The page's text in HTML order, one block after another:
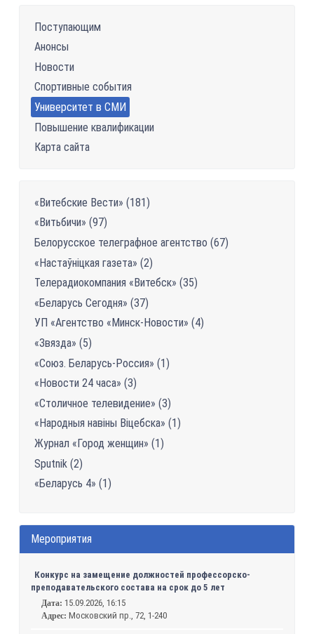
Поступающим
Анонсы
Новости
Спортивные события
Университет в СМИ
Повышение квалификации
Карта сайта
«Витебские Вести» (181)
«Витьбичи» (97)
Белорусское телеграфное агентство (67)
«Настаўніцкая газетa» (2)
Телерадиокомпания «Витебск» (35)
«Беларусь Сегодня» (37)
УП «Агентство «Минск-Новости» (4)
«Звязда» (5)
«Союз. Беларусь-Россия» (1)
«Новости 24 часа» (3)
«Столичное телевидение» (3)
«Народныя навіны Віцебска» (1)
Журнал «Город женщин» (1)
Sputnik (2)
«Беларусь 4» (1)
Мероприятия
Конкурс на замещение должностей профессорско-
преподавательского состава на срок до 5 лет
Дата: 15.09.2026, 16:15
Адрес: Московский пр., 72, 1-240